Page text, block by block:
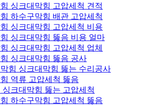
싱크대막힘 고압세척 견적
하수구막힘 배관 고압세척
싱크대막힘 고압세척 비용
싱크대막힘 뚫음 비용 얼마
싱크대막힘 고압세척 업체
싱크대막힘 뚫음 공사
힘 싱크대막힘 뚫는 수리공사
역류 고압세척 뚫음
싱크대막힘 뚫는 고압세척
하수구막힘 고압세척 뚫음